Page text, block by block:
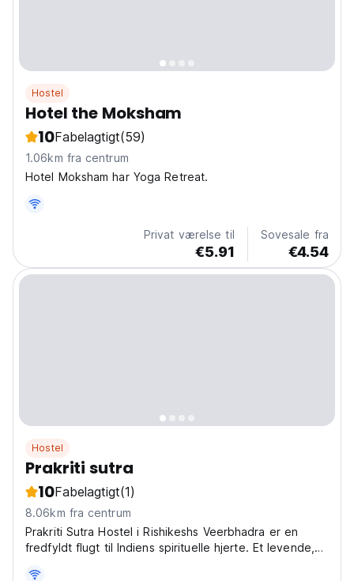
Hostel
Hotel the Moksham
10Fabelagtigt(59)
1.06km fra centrum
Hotel Moksham har Yoga Retreat.
Privat værelse til
€5.91
Sovesale fra
€4.54
Hostel
Prakriti sutra
10Fabelagtigt(1)
8.06km fra centrum
Prakriti Sutra Hostel i Rishikeshs Veerbhadra er en
fredfyldt flugt til Indiens spirituelle hjerte. Et levende,